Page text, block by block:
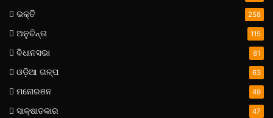
ଭକ୍ତି 258
ଅନୁଚିନ୍ତା 115
ବିଧାନସଭା 81
ଓଡ଼ିଆ ଗଳ୍ପ 63
ମନୋରଞନ 49
ସାକ୍ଷାତକାର 47